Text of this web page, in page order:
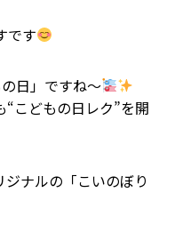
です
日」ですね〜
“こどもの日レク”を開
ナルの「こいのぼり